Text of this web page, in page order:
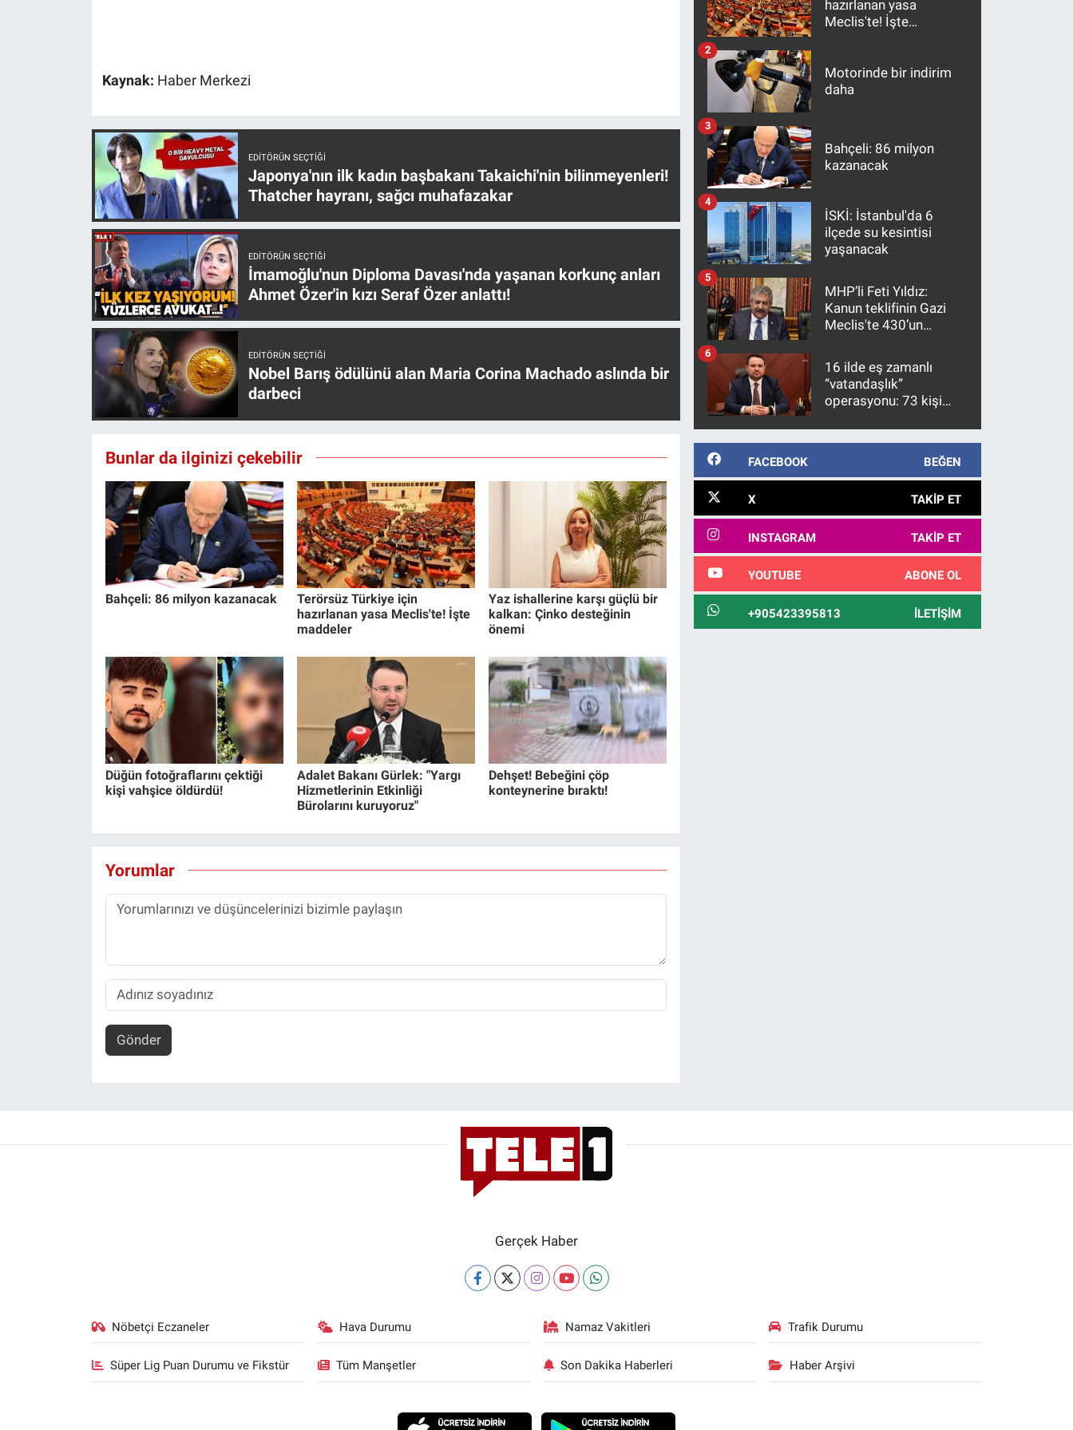
Kaynak: Haber Merkezi
EDITÖRÜN SEÇTIĞI
Japonya'nın ilk kadın başbakanı Takaichi'nin bilinmeyenleri!
Thatcher hayranı, sağcı muhafazakar
EDITÖRÜN SEÇTIĞI
İmamoğlu'nun Diploma Davası'nda yaşanan korkunç anları
Ahmet Özer'in kızı Seraf Özer anlattı!
EDITÖRÜN SEÇTIĞI
Nobel Barış ödülünü alan Maria Corina Machado aslında bir
darbeci
Bunlar da ilginizi çekebilir
Bahçeli: 86 milyon kazanacak
Terörsüz Türkiye için
hazırlanan yasa Meclis'te! İşte
maddeler
Yaz ishallerine karşı güçlü bir
kalkan: Çinko desteğinin
önemi
Düğün fotoğraflarını çektiği
kişi vahşice öldürdü!
Adalet Bakanı Gürlek: "Yargı
Hizmetlerinin Etkinliği
Bürolarını kuruyoruz"
Dehşet! Bebeğini çöp
konteynerine bıraktı!
Yorumlar
Gönder
hazırlanan yasa
Meclis'te! İşte
Motorinde bir indirim
daha
2
Bahçeli: 86 milyon
kazanacak
3
İSKİ: İstanbul'da 6
ilçede su kesintisi
yaşanacak
4
MHP’li Feti Yıldız:
Kanun teklifinin Gazi
Meclis'te 430’un
kanunlaşacağı
görülmektedir
5
16 ilde eş zamanlı
“vatandaşlık”
operasyonu: 73 kişi
6
FACEBOOK BEĞEN
X TAKIP ET
INSTAGRAM TAKIP ET
YOUTUBE ABONE OL
+905423395813 İLETIŞIM
Gerçek Haber
Nöbetçi Eczaneler Hava Durumu Namaz Vakitleri Trafik Durumu
Süper Lig Puan Durumu ve Fikstür Tüm Manşetler Son Dakika Haberleri Haber Arşivi
Günün görüntüsü
Koronavirüs
Kültür Sanat
Ne demişti
Türkiye'nin Geleceği
Yerel Gündem
Yerel Yaşam
Canlı Yayın